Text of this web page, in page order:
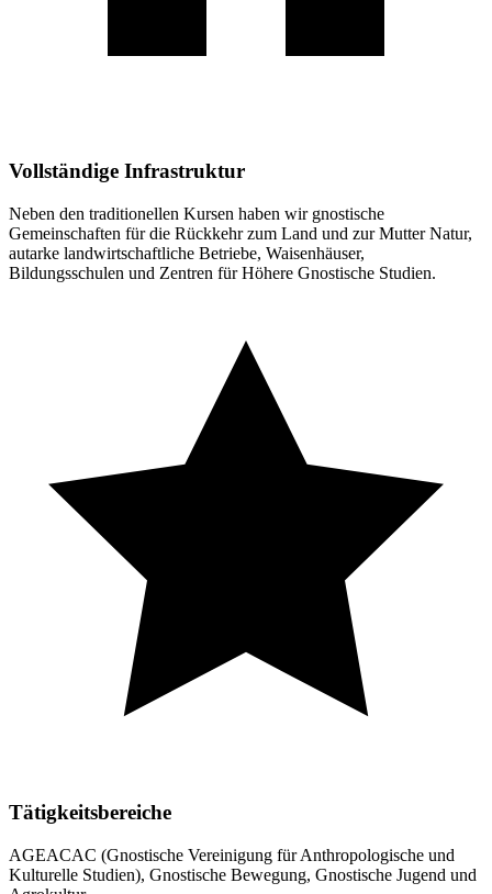
Vollständige Infrastruktur
Neben den traditionellen Kursen haben wir gnostische
Gemeinschaften für die Rückkehr zum Land und zur Mutter Natur,
autarke landwirtschaftliche Betriebe, Waisenhäuser,
Bildungsschulen und Zentren für Höhere Gnostische Studien.
Tätigkeitsbereiche
AGEACAC (Gnostische Vereinigung für Anthropologische und
Kulturelle Studien), Gnostische Bewegung, Gnostische Jugend und